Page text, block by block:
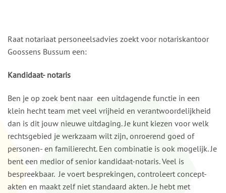
Raat notariaat personeelsadvies zoekt voor notariskantoor
Goossens Bussum een:
Kandidaat- notaris
Ben je op zoek bent naar een uitdagende functie in een
klein hecht team met veel vrijheid en verantwoordelijkheid
dan is dit jouw nieuwe uitdaging. Je kunt kiezen voor welk
rechtsgebied je werkzaam wilt zijn, onroerend goed of
personen- en familierecht. Een combinatie is ook mogelijk. Je
bent een medior of senior kandidaat-notaris. Veel is
bespreekbaar. Je voert besprekingen, controleert concept-
akten en maakt zelf niet standaard akten. Je hebt met